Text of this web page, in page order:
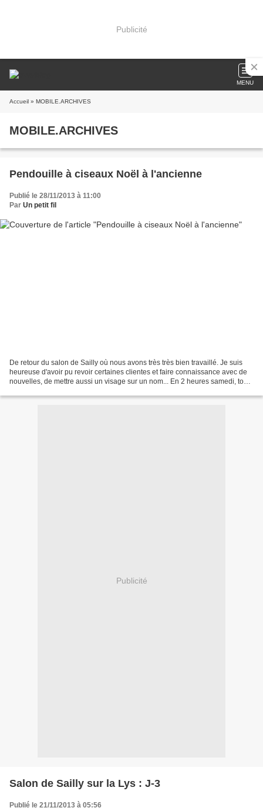
Publicité
MENU
Accueil » MOBILE.ARCHIVES
MOBILE.ARCHIVES
Pendouille à ciseaux Noël à l'ancienne
Publié le 28/11/2013 à 11:00
Par Un petit fil
De retour du salon de Sailly où nous avons très très bien travaillé. Je suis
heureuse d'avoir pu revoir certaines clientes et faire connaissance avec de
nouvelles, de mettre aussi un visage sur un nom... En 2 heures samedi, tous
Publicité
Salon de Sailly sur la Lys : J-3
Publié le 21/11/2013 à 05:56